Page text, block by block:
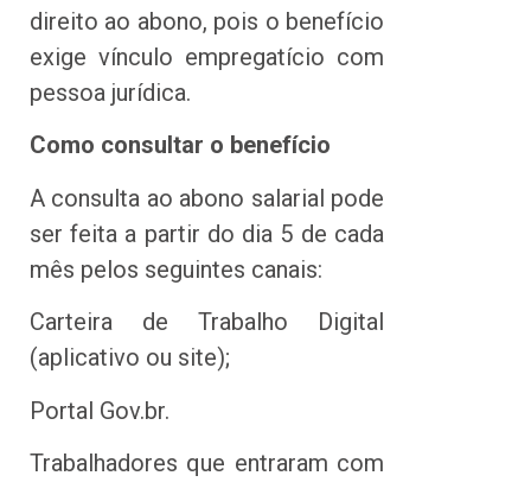
direito ao abono, pois o benefício
exige vínculo empregatício com
pessoa jurídica.
Como consultar o benefício
A consulta ao abono salarial pode
ser feita a partir do dia 5 de cada
mês pelos seguintes canais:
Carteira de Trabalho Digital
(aplicativo ou site);
Portal Gov.br.
Trabalhadores que entraram com